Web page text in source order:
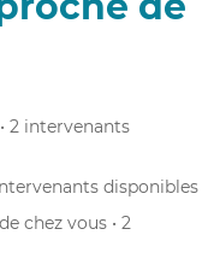
2 intervenants
disponibles
chez vous • 2